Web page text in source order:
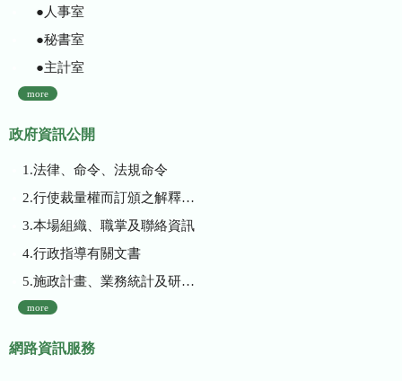
●人事室
●秘書室
●主計室
more
政府資訊公開
1.法律、命令、法規命令
2.行使裁量權而訂頒之解釋性規定及裁量基準
3.本場組織、職掌及聯絡資訊
4.行政指導有關文書
5.施政計畫、業務統計及研究報告
more
網路資訊服務